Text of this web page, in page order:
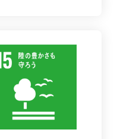
合計
一級
二級